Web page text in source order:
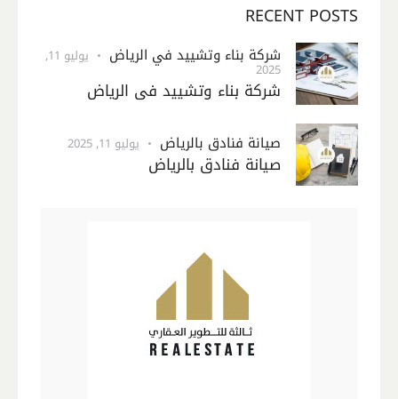
RECENT POSTS
شركة بناء وتشييد في الرياض يوليو 11,
2025
شركة بناء وتشييد في الرياض
صيانة فنادق بالرياض يوليو 11, 2025
صيانة فنادق بالرياض